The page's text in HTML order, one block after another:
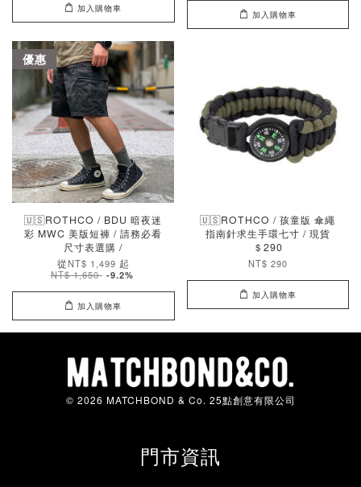
加入購物車
加入購物車
優惠
🇺🇸ROTHCO / BDU 暗夜迷
彩 MWC 美版短褲 / 請務必看
尺寸表選購 /
從NT$ 1,499 起
NT$ 1,650 -9.2%
加入購物車
🇺🇸ROTHCO / 孩童版 傘繩
指南針求生手環七寸 / 現貨
＄290
NT$ 290
加入購物車
© 2026 MATCHBOND & Co. 25點創意有限公司
門市資訊